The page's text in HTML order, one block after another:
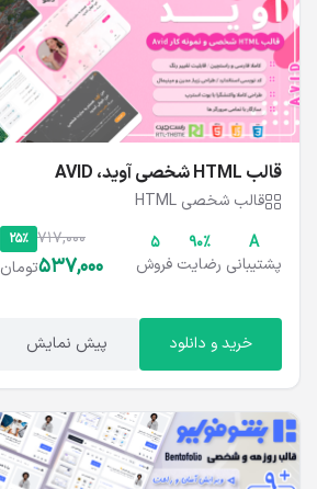
قالب HTML شخصی آوید، AVID
قالب شخصی HTML
A
پشتیبانی
۹۰%
رضایت
5
فروش
25% 717,000
537,000تومان
خرید و دانلود پیش نمایش